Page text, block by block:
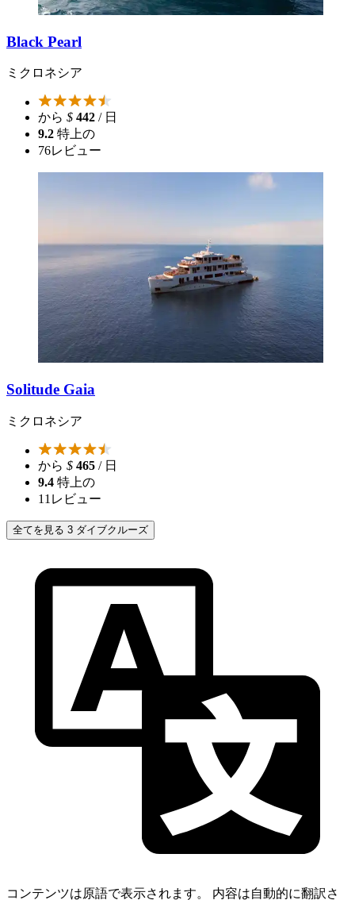
Black Pearl
ミクロネシア
から $ 442 / 日
9.2 特上の
76レビュー
Solitude Gaia
ミクロネシア
から $ 465 / 日
9.4 特上の
11 レビュー
全てを見る 3 ダイブクルーズ
コンテンツは原語で表示されます。 内容は自動的に翻訳さ